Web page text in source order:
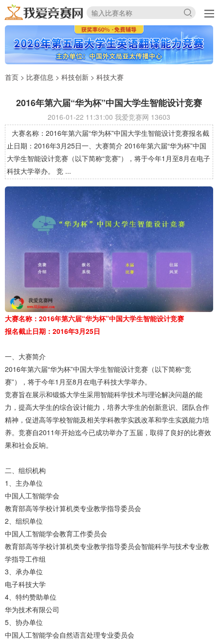
首页 > 比赛信息 > 科技创新 > 科技大赛
2016年第六届“华为杯”中国大学生智能设计竞赛
2016-01-22 11:31:00 我爱竞赛网 13603
大赛名称：2016年第六届“华为杯”中国大学生智能设计竞赛报名截
止日期：2016年3月25日一、大赛简介 2016年第六届“华为杯”中国
大学生智能设计竞赛（以下简称“竞赛”），将于今年1月至8月在电子
科技大学举办。 竞 ...
大赛名称：2016年第六届“华为杯”中国大学生智能设计竞赛
报名截止日期：2016年3月25日
一、大赛简介
2016年第六届“华为杯”中国大学生智能设计竞赛（以下简称“竞
赛”），将于今年1月至8月在电子科技大学举办。
竞赛旨在展示和锻炼大学生采用智能科学技术与理论解决问题的能
力，提高大学生的综合设计能力，培养大学生的创新意识、团队合作
精神，促进高等学校智能及相关学科教学实践改革和学生实践能力培
养。竞赛自2011年开始迄今已成功举办了五届，取得了良好的比赛效
果和社会反响。
二、组织机构
1、主办单位
中国人工智能学会
教育部高等学校计算机类专业教学指导委员会
2、组织单位
中国人工智能学会教育工作委员会
教育部高等学校计算机类专业教学指导委员会智能科学与技术专业教
学指导工作组
3、承办单位
电子科技大学
4、特约赞助单位
华为技术有限公司
5、协办单位
中国人工智能学会自然语言处理专业委员会